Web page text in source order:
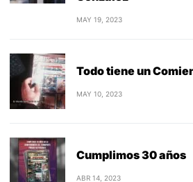
MAY 19, 2023
Todo tiene un
MAY 10, 2023
Cumplimos 30 años
ABR 14, 2023